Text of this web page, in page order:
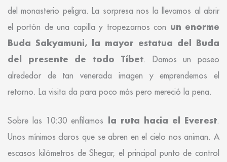
del monasterio peligra. La sorpresa nos la llevamos al abrir
el portón de una capilla y tropezarnos con un enorme
Buda Sakyamuni, la mayor estatua del Buda
del presente de todo Tíbet. Damos un paseo
alrededor de tan venerada imagen y emprendemos el
retorno. La visita da para poco más pero mereció la pena.
Sobre las 10:30 enfilamos la ruta hacia el Everest.
Unos mínimos claros que se abren en el cielo nos animan. A
escasos kilómetros de Shegar, el principal punto de control